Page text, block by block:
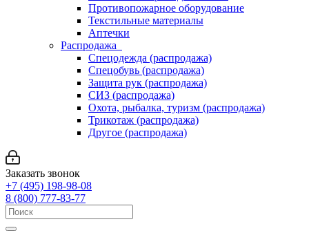
Противопожарное оборудование
Текстильные материалы
Аптечки
Распродажа
Спецодежда (распродажа)
Спецобувь (распродажа)
Защита рук (распродажа)
СИЗ (распродажа)
Охота, рыбалка, туризм (распродажа)
Трикотаж (распродажа)
Другое (распродажа)
Заказать звонок
+7 (495) 198-98-08
8 (800) 777-83-77